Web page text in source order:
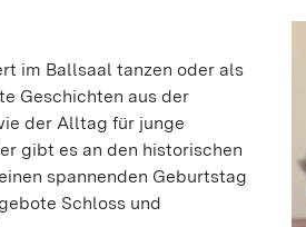
im Ballsaal tanzen oder als
Geschichten aus der
der Alltag für junge
gibt es an den historischen
spannenden Geburtstag
Schloss und